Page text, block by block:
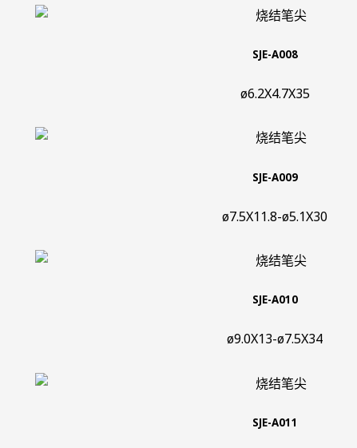
SJE-A008
ø6.2X4.7X35
SJE-A009
ø7.5X11.8-ø5.1X30
SJE-A010
ø9.0X13-ø7.5X34
SJE-A011